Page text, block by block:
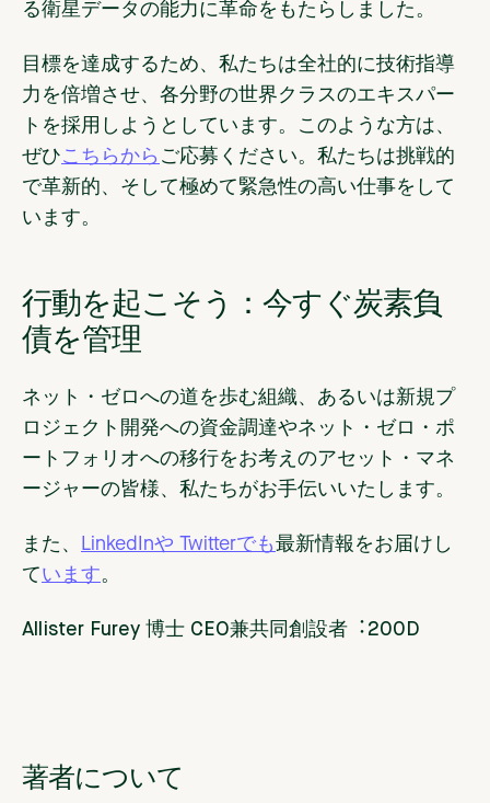
る衛星データの能力に革命をもたらしました。
目標を達成するため、私たちは全社的に技術指導
力を倍増させ、各分野の世界クラスのエキスパー
トを採用しようとしています。このような方は、
ぜひこちらから ご応募ください。私たちは挑戦的
で革新的、そして極めて緊急性の高い仕事をして
います。
行動を起こそう：今すぐ炭素負
債を管理
ネット・ゼロへの道を歩む組織、あるいは新規プ
ロジェクト開発への資金調達やネット・ゼロ・ポ
ートフォリオへの移行をお考えのアセット・マネ
ージャーの皆様、私たちがお手伝いいたします。
また、 LinkedInや Twitterでも最新情報をお届けし
て います。
Allister Furey 博士 CEO兼共同創設者︓200D
著者について